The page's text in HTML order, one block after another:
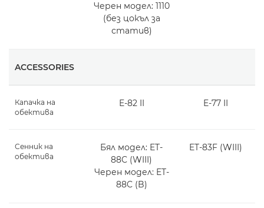
Черен модел: 1110
(без цокъл за
статив)
ACCESSORIES
Капачка на
обектива
E-82 II E-77 II
Сенник на
обектива
Бял модел: ET-
88C (WIII)
Черен модел: ET-
88C (B)
ET-83F (WIII)